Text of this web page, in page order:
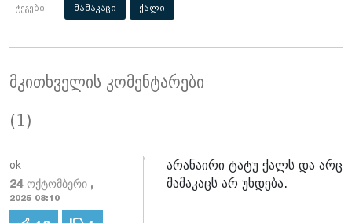
ტეგები მამაკაცი ქალი
მკითხველის კომენტარები
(1)
ok
24 ოქტომბერი ,
2025 08:10
არანაირი ტატუ ქალს და არც
მამაკაცს არ უხდება.